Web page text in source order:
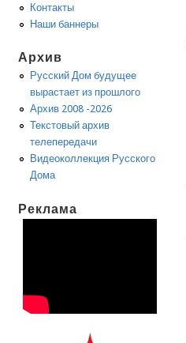
Контакты
Наши баннеры
Архив
Русский Дом будущее
вырастает из прошлого
Архив 2008 -2026
Текстовый архив
телепередачи
Видеоколлекция Русского
Дома
Реклама